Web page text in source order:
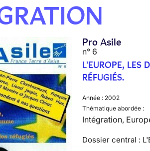
Pro Asile
n° 6
L'EUROPE, LES
RÉFUGIÉS.
Année : 2002
Thématique abordée :
Intégration,
Dossier central :